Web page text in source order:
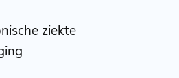
ziekte